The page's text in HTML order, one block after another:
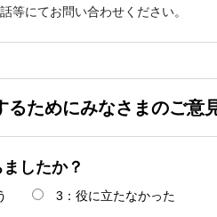
等にてお問い合わせください。
るためにみなさまのご意
したか？
3：役に立たなかった